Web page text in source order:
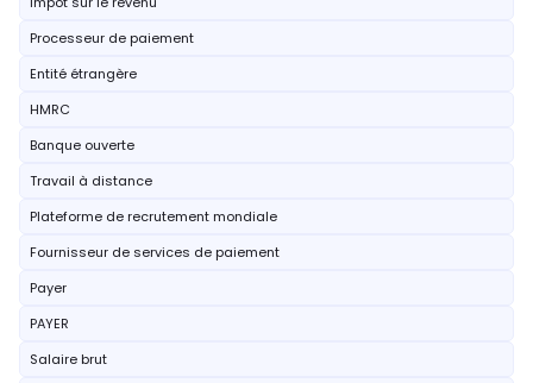
Processeur de paiement
Entité étrangère
HMRC
Banque ouverte
Travail à distance
Plateforme de recrutement mondiale
Fournisseur de services de paiement
Payer
PAYER
Salaire brut